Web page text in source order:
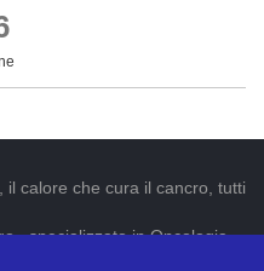
calore che cura il cancro, tutti
, specializzato in Oncologia.